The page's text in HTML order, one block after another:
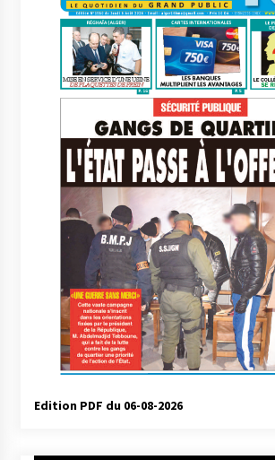
Edition PDF du 06-08-2026